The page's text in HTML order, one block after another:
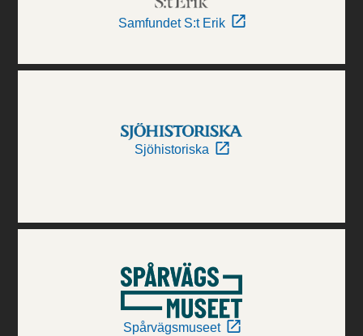
Samfundet S:t Erik
Sjöhistoriska
Spårvägsmuseet